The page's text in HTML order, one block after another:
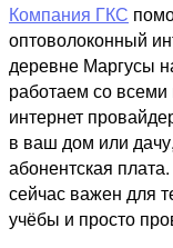
Компания ГКС
оптоволоконный
деревне Маргусы
работаем со
интернет
в ваш дом или
абонентская
сейчас важен для
учёбы и просто